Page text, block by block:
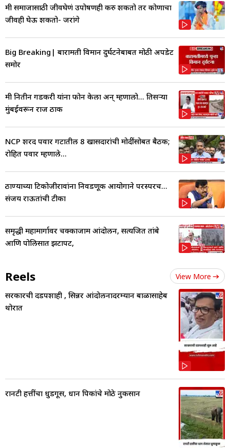
मी समाजासाठी जीवघेणं उपोषणही करु शकतो तर कोणाचा
जीवही घेऊ शकतो- जरांगे
Big Breaking| बारामती विमान दुर्घटनेबाबत मोठी अपडेट
समोर
मी नितीन गडकरी यांना फोन केला अन् म्हणालो... तिसऱ्या
मुंबईवरून राज ठाक
NCP शरद पवार गटातील 8 खासदारांची मोदींसोबत बैठक;
रोहित पवार म्हणाले...
ठाण्याच्या टिकोजीरावांना निवडणूक आयोगाने परस्परच...
संजय राऊतांची टीका
समृद्धी महामार्गावर चक्काजाम आंदोलन, सत्यजित तांबे
आणि पोलिसात झटापट,
Reels View More
सरकारची दडपशाही , सिन्नर आंदोलनादरम्यान बाळासाहेब
थोरात
रानटी हत्तींचा धुडगूस, धान पिकांचे मोठे नुकसान